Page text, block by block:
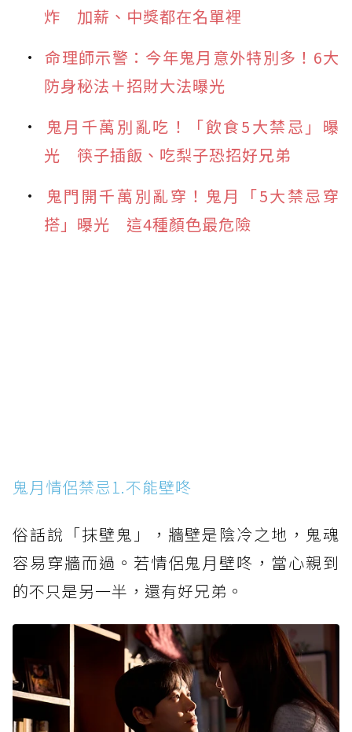
炸 加薪、中獎都在名單裡
命理師示警：今年鬼月意外特別多！6大
防身秘法＋招財大法曝光
鬼月千萬別亂吃！「飲食5大禁忌」曝
光 筷子插飯、吃梨子恐招好兄弟
鬼門開千萬別亂穿！鬼月「5大禁忌穿
搭」曝光 這4種顏色最危險
鬼月情侶禁忌1.不能壁咚
俗話說「抹壁鬼」，牆壁是陰冷之地，鬼魂
容易穿牆而過。若情侶鬼月壁咚，當心親到
的不只是另一半，還有好兄弟。